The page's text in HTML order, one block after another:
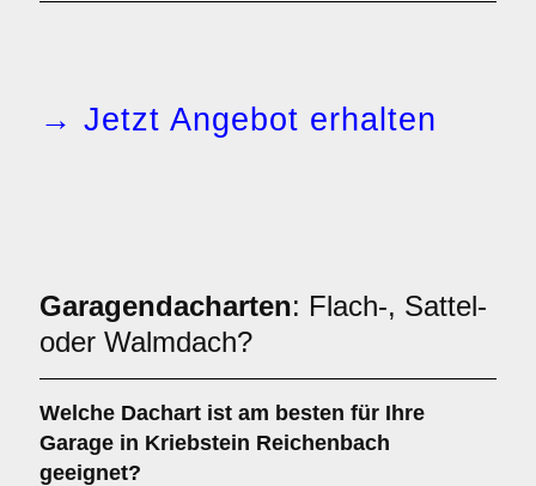
→ Jetzt Angebot erhalten
Garagendacharten: Flach-, Sattel-
oder Walmdach?
Welche Dachart ist am besten für Ihre
Garage in Kriebstein Reichenbach
geeignet?